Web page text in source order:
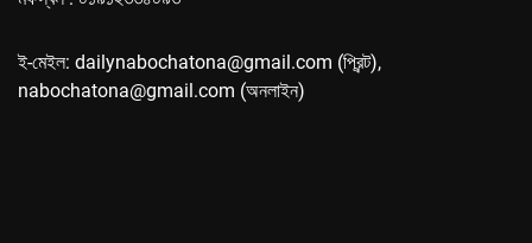
ই-মেইল: dailynabochatona@gmail.com (প্রিন্ট),
nabochatona@gmail.com (অনলাইন)